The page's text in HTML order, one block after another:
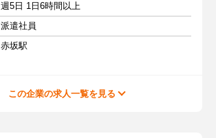
週5日 1日6時間以上
派遣社員
赤坂駅
この企業の求人一覧を見る